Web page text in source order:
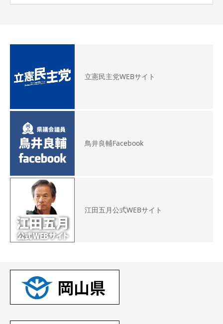
立憲民主党WEBサイト
鳥井良輔Facebook
江田五月公式WEBサイト